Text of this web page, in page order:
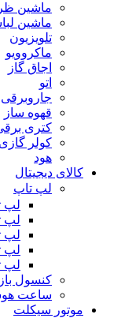
ماشین
ماشین
تلویزیون
ماکروویو
اجاق گاز
اتو
جاروبرقی
قهوه ساز
کتری
کولر گازی
هود
کالای دیجیتال
لپ تاپ
لپ
لپ
لپ
لپ
لپ
کنسول
ساعت
موتور سیکلت